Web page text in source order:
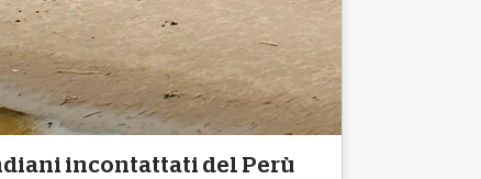
incontattati del Perù